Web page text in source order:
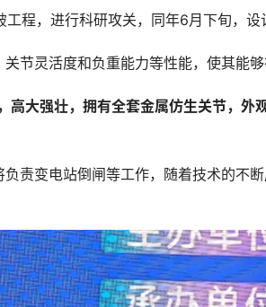
程，进行科研攻关，同年6月下旬，设
节灵活度和负重能力等性能，使其能够
高大强壮，拥有全套金属仿生关节，外
责变电站倒闸等工作，随着技术的不